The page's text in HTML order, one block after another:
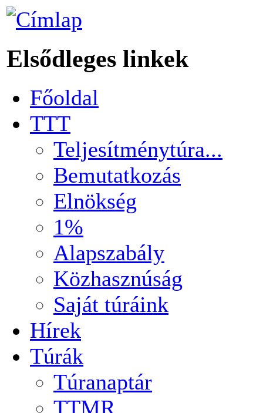
Elsődleges linkek
Főoldal
TTT
Teljesítménytúra...
Bemutatkozás
Elnökség
1%
Alapszabály
Közhasznúság
Saját túráink
Hírek
Túrák
Túranaptár
TTMR